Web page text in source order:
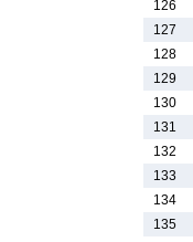
126
127
128
129
130
131
132
133
134
135